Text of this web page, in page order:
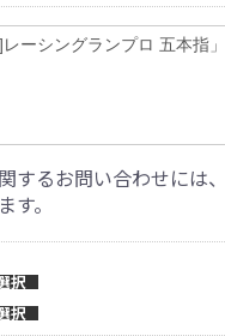
するお問い合わせには
す。
択
択